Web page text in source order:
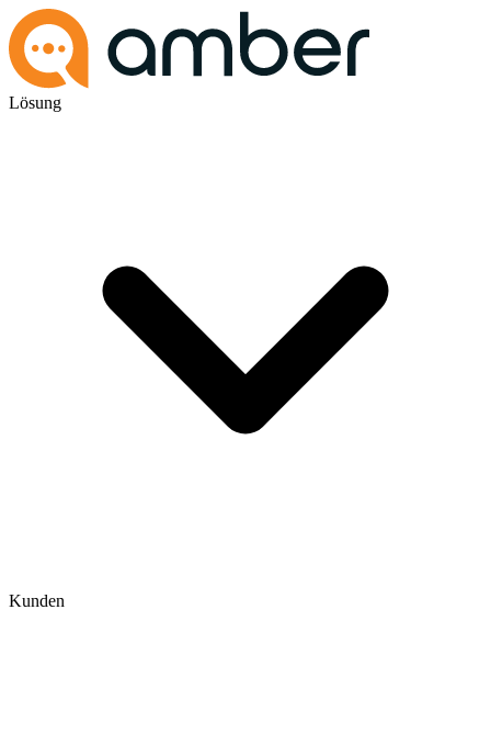
Lösung
Kunden